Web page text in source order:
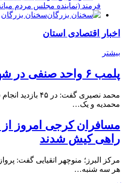
فرمند (نماينده مجلس مردم
سخنان بزرگان
اخبار اقتصادی استان
بیشتر
پلمب ۶ واحد صنفی در شهرستان البرز
محمدیه و یک…
مسافران کرجی امروز از
راهی کیش شدند
مرکز البرز؛ منوچهر اتقیایی گفت:
هر سه شنبه…